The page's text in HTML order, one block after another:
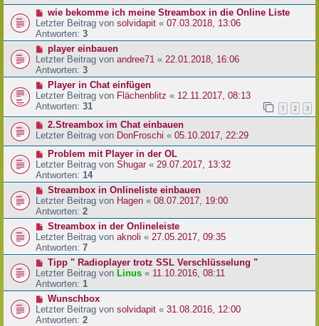
wie bekomme ich meine Streambox in die Online Liste
Letzter Beitrag von solvidapit « 07.03.2018, 13:06
Antworten: 3
player einbauen
Letzter Beitrag von andree71 « 22.01.2018, 16:06
Antworten: 3
Player in Chat einfügen
Letzter Beitrag von Flächenblitz « 12.11.2017, 08:13
Antworten: 31 1 2 3
2.Streambox im Chat einbauen
Letzter Beitrag von DonFroschi « 05.10.2017, 22:29
Problem mit Player in der OL
Letzter Beitrag von Shugar« 29.07.2017, 13:32
Antworten: 14
Streambox in Onlineliste einbauen
Letzter Beitrag von Hagen « 08.07.2017, 19:00
Antworten: 2
Streambox in der Onlineleiste
Letzter Beitrag von aknoli « 27.05.2017, 09:35
Antworten: 7
Tipp " Radioplayer trotz SSL Verschlüsselung "
Letzter Beitrag von Linus « 11.10.2016, 08:11
Antworten: 1
Wunschbox
Letzter Beitrag von solvidapit « 31.08.2016, 12:00
Antworten: 2